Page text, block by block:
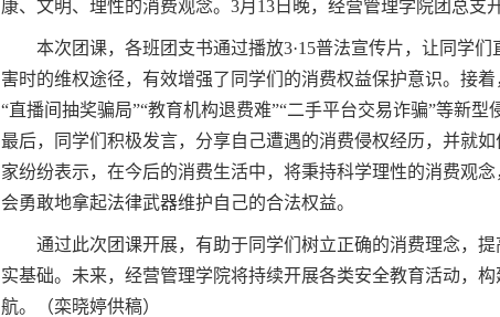
康、文明、理性的消费观念。3月13日晚，经营管理学院团总支
本次团课，各班团支书通过播放3·15普法宣传片，让同学们
害时的维权途径，有效增强了同学们的消费权益保护意识。接
“直播间抽奖骗局”“教育机构退费难”“二手平台交易诈骗”等新
最后，同学们积极发言，分享自己遭遇的消费侵权经历，并就
家纷纷表示，在今后的消费生活中，将秉持科学理性的消费观
会勇敢地拿起法律武器维护自己的合法权益。
通过此次团课开展，有助于同学们树立正确的消费理念，提
实基础。未来，经营管理学院将持续开展各类安全教育活动，
航。（栾晓婷供稿）